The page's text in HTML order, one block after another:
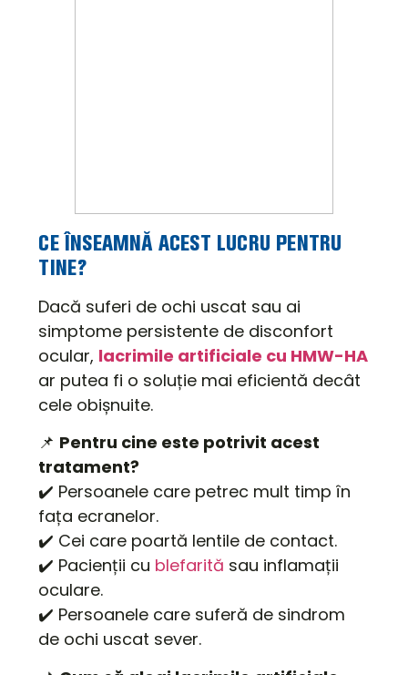
CE ÎNSEAMNĂ ACEST LUCRU PENTRU
TINE?
Dacă suferi de ochi uscat sau ai
simptome persistente de disconfort
ocular, lacrimile artificiale cu HMW-HA
ar putea fi o soluție mai eficientă decât
cele obișnuite.
📌 Pentru cine este potrivit acest
tratament?
✔️ Persoanele care petrec mult timp în
fața ecranelor.
✔️ Cei care poartă lentile de contact.
✔️ Pacienții cu blefarită sau inflamații
oculare.
✔️ Persoanele care suferă de sindrom
de ochi uscat sever.